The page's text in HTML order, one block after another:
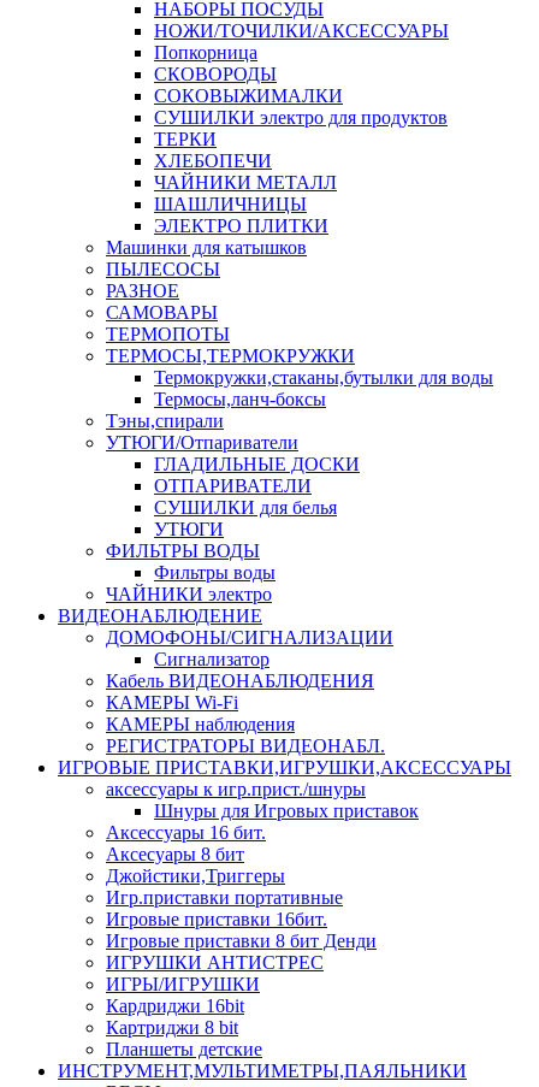
НАБОРЫ ПОСУДЫ
НОЖИ/ТОЧИЛКИ/АКСЕССУАРЫ
Попкорница
СКОВОРОДЫ
СОКОВЫЖИМАЛКИ
СУШИЛКИ электро для продуктов
ТЕРКИ
ХЛЕБОПЕЧИ
ЧАЙНИКИ МЕТАЛЛ
ШАШЛИЧНИЦЫ
ЭЛЕКТРО ПЛИТКИ
Машинки для катышков
ПЫЛЕСОСЫ
РАЗНОЕ
САМОВАРЫ
ТЕРМОПОТЫ
ТЕРМОСЫ,ТЕРМОКРУЖКИ
Термокружки,стаканы,бутылки для воды
Термосы,ланч-боксы
Тэны,спирали
УТЮГИ/Отпариватели
ГЛАДИЛЬНЫЕ ДОСКИ
ОТПАРИВАТЕЛИ
СУШИЛКИ для белья
УТЮГИ
ФИЛЬТРЫ ВОДЫ
Фильтры воды
ЧАЙНИКИ электро
ВИДЕОНАБЛЮДЕНИЕ
ДОМОФОНЫ/СИГНАЛИЗАЦИИ
Сигнализатор
Кабель ВИДЕОНАБЛЮДЕНИЯ
КАМЕРЫ Wi-Fi
КАМЕРЫ наблюдения
РЕГИСТРАТОРЫ ВИДЕОНАБЛ.
ИГРОВЫЕ ПРИСТАВКИ,ИГРУШКИ,АКСЕССУАРЫ
аксесcуары к игр.прист./шнуры
Шнуры для Игровых приставок
Аксессуары 16 бит.
Аксесуары 8 бит
Джойстики,Триггеры
Игр.приставки портативные
Игровые приставки 16бит.
Игровые приставки 8 бит Денди
ИГРУШКИ АНТИСТРЕС
ИГРЫ/ИГРУШКИ
Кардриджи 16bit
Картриджи 8 bit
Планшеты детские
ИНСТРУМЕНТ,МУЛЬТИМЕТРЫ,ПАЯЛЬНИКИ